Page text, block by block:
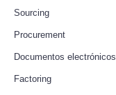
Sourcing
Procurement
Documentos electrónicos
Factoring